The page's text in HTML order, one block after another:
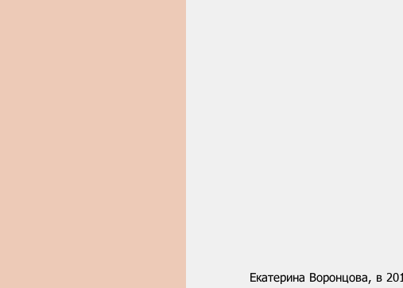
Екатерина Воронцова, в